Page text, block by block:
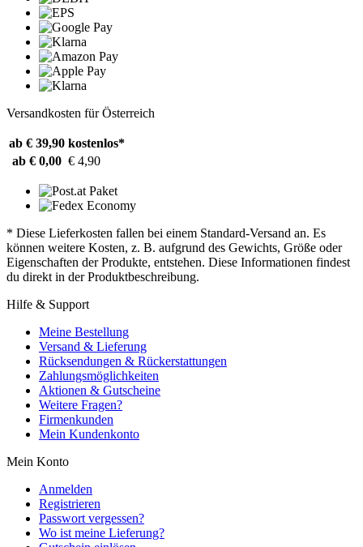
Versandkosten für Österreich
ab € 39,90 kostenlos*
ab € 0,00 € 4,90
* Diese Lieferkosten fallen bei einem Standard-Versand an. Es
können weitere Kosten, z. B. aufgrund des Gewichts, Größe oder
Eigenschaften der Produkte, entstehen. Diese Informationen findest
du direkt in der Produktbeschreibung.
Hilfe & Support
Meine Bestellung
Versand & Lieferung
Rücksendungen & Rückerstattungen
Zahlungsmöglichkeiten
Aktionen & Gutscheine
Weitere Fragen?
Firmenkunden
Mein Kundenkonto
Mein Konto
Anmelden
Registrieren
Passwort vergessen?
Wo ist meine Lieferung?